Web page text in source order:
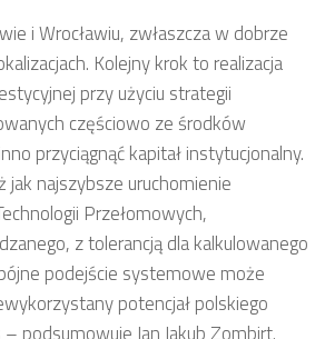
i Wrocławiu, zwłaszcza w dobrze
Kolejny krok to realizacja
przy użyciu strategii
częściowo ze środków
przyciągnąć kapitał instytucjonalny.
jak najszybsze uruchomienie
Przełomowych,
z tolerancją dla kalkulowanego
podejście systemowe może
potencjał polskiego